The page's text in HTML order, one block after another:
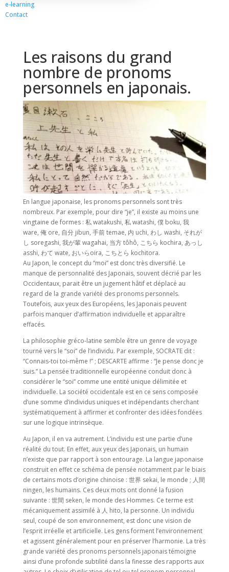
e-learning
Contact
Les raisons du grand
nombre de pronoms
personnels en japonais.
En langue japonaise, les pronoms personnels sont très
nombreux. Par exemple, pour dire “je”, il existe au moins une
vingtaine de formes : 私 watakushi, 私 watashi, 僕 boku, 我
ware, 俺 ore, 自分 jibun, 手前 temae, 内 uchi, わし washi, それが
し soregashi, 我が輩 wagahai, 当方 tôhô, こちら kochira, あっし
asshi, わて wate, おいらoira, こちとら kochitora.
Au Japon, le concept du “moi” est donc très diversifié. Le
manque de personnalité des Japonais, souvent décrié par les
Occidentaux, parait être un jugement hâtif et déplacé au
regard de la grande variété des pronoms personnels.
Toutefois, aux yeux des Européens, les Japonais peuvent
parfois manquer d’affirmation individuelle et apparaître
effacés.
La philosophie gréco-latine semble être un genre de voyage
tourné vers le “soi” de l’individu. Par exemple, SOCRATE dit :
“Connais-toi toi-même !” ; DESCARTE affirme : “Je pense donc je
suis.” La pensée traditionnelle européenne conduit donc à
considérer le “soi” comme une entité unique délimitée et
individuelle. La société occidentale est en ce sens composée
d’une somme d’individus uniques et indépendants cherchant
systématiquement à affirmer et confronter des idées fondées
sur une logique intrinsèque.
Au Japon, il en va autrement. L’individu est une partie d’une
réalité du tout. En effet, aux yeux des Japonais, un humain
n’existe que par rapport à son entourage. La langue japonaise
construit en effet ce schéma de pensée notamment par le biais
de certains mots d’origine chinoise : 世界 sekai, le monde ; 人間
ningen, les humains. Ces deux mots ont donné la fusion
suivante : 世間 seken, le monde des Hommes. Ce terme est
mécaniquement assimilé à 人 hito, la personne. Un individu
seul, coupé de son environnement, est donc une vision de
l’esprit irréelle et artificielle. Les gens forment l’environnement
et agissent généralement pour en préserver l’harmonie. La très
grande variété des pronoms personnels japonais témoigne
ainsi d’une profonde subtilité dans la finesse des rapports aux